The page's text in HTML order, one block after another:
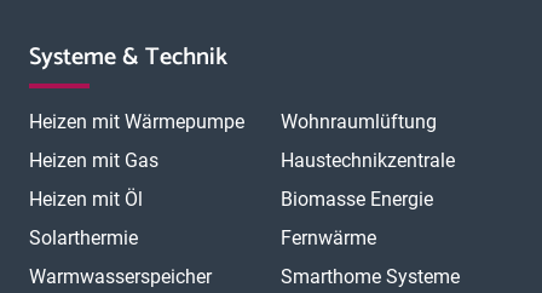
Systeme & Technik
Heizen mit Wärmepumpe
Heizen mit Gas
Heizen mit Öl
Solarthermie
Warmwasserspeicher
Wohnraumlüftung
Haustechnikzentrale
Biomasse Energie
Fernwärme
Smarthome Systeme